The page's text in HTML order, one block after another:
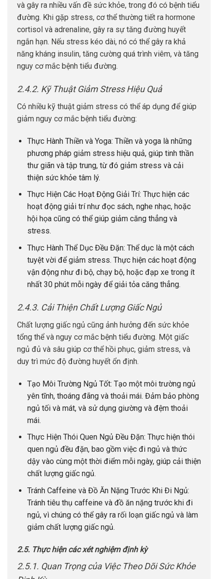
và gây ra nhiều vấn đề sức khỏe, trong đó có bệnh tiểu
đường. Khi gặp stress, cơ thể thường tiết ra hormone
cortisol và adrenaline, gây ra sự tăng đường huyết
ngắn hạn. Nếu stress kéo dài, nó có thể gây ra khả
năng kháng insulin, tăng cường quá trình viêm, và tăng
nguy cơ mắc bệnh tiểu đường.
2.4.2. Kỹ Thuật Giảm Stress Hiệu Quả
Có nhiều kỹ thuật giảm stress có thể áp dụng để giúp
giảm nguy cơ mắc bệnh tiểu đường:
Thực Hành Thiền và Yoga: Thiền và yoga là những
phương pháp giảm stress hiệu quả, giúp tinh thần
thư giãn và tập trung, từ đó giảm stress và cải
thiện sức khỏe tâm lý.
Thực Hiện Các Hoạt Động Giải Trí: Thực hiện các
hoạt động giải trí như đọc sách, nghe nhạc, hoặc
hội họa cũng có thể giúp giảm căng thẳng và
stress.
Thực Hành Thể Dục Đều Đặn: Thể dục là một cách
tuyệt vời để giảm stress. Thực hiện các hoạt động
vận động như đi bộ, chạy bộ, hoặc đạp xe trong ít
nhất 30 phút mỗi ngày để giải tỏa căng thẳng.
2.4.3. Cải Thiện Chất Lượng Giấc Ngủ
Chất lượng giấc ngủ cũng ảnh hưởng đến sức khỏe
tổng thể và nguy cơ mắc bệnh tiểu đường. Một giấc
ngủ đủ và sâu giúp cơ thể hồi phục, giảm stress, và
duy trì mức độ đường huyết ổn định.
Tạo Môi Trường Ngủ Tốt: Tạo một môi trường ngủ
yên tĩnh, thoáng đãng và thoải mái. Đảm bảo phòng
ngủ tối và mát, và sử dụng giường và đệm thoải
mái.
Thực Hiện Thói Quen Ngủ Đều Đặn: Thực hiện thói
quen ngủ đều đặn, bao gồm việc đi ngủ và thức
dậy vào cùng một thời điểm mỗi ngày, giúp cải thiện
chất lượng giấc ngủ.
Tránh Caffeine và Đồ Ăn Nặng Trước Khi Đi Ngủ:
Tránh tiêu thụ caffeine và đồ ăn nặng trước khi đi
ngủ, vì chúng có thể gây ra rối loạn giấc ngủ và làm
giảm chất lượng giấc ngủ.
2.5. Thực hiện các xét nghiệm định kỳ
2.5.1. Quan Trọng của Việc Theo Dõi Sức Khỏe